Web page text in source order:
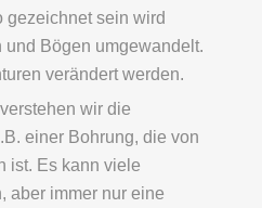
gezeichnet sein wird
Bögen umgewandelt.
verändert werden.
wir die
einer Bohrung, die von
ist. Es kann viele
aber immer nur eine